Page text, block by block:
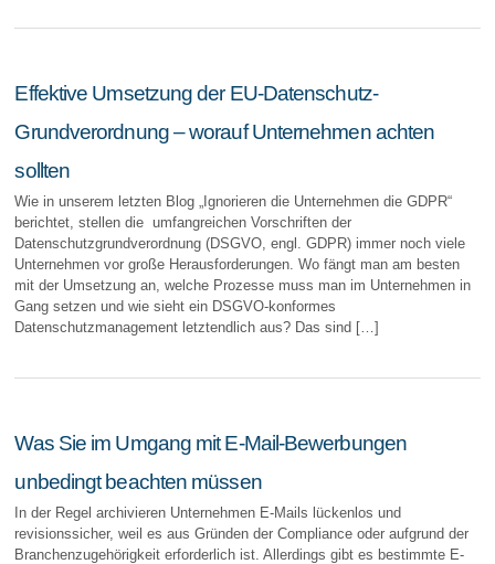
Effektive Umsetzung der EU-Datenschutz-
Grundverordnung – worauf Unternehmen achten
sollten
Wie in unserem letzten Blog „Ignorieren die Unternehmen die GDPR“
berichtet, stellen die umfangreichen Vorschriften der
Datenschutzgrundverordnung (DSGVO, engl. GDPR) immer noch viele
Unternehmen vor große Herausforderungen. Wo fängt man am besten
mit der Umsetzung an, welche Prozesse muss man im Unternehmen in
Gang setzen und wie sieht ein DSGVO-konformes
Datenschutzmanagement letztendlich aus? Das sind […]
Was Sie im Umgang mit E-Mail-Bewerbungen
unbedingt beachten müssen
In der Regel archivieren Unternehmen E-Mails lückenlos und
revisionssicher, weil es aus Gründen der Compliance oder aufgrund der
Branchenzugehörigkeit erforderlich ist. Allerdings gibt es bestimmte E-